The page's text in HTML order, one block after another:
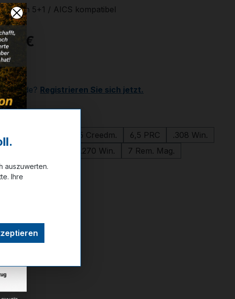
5+1 / AICS kompatibel
€
Kunde? Registrieren Sie sich jetzt.
6,5 Creedm. 6,5 PRC
.308 Win.
.270 Win. 7 Rem. Mag.
auszuwerten.
Ihre